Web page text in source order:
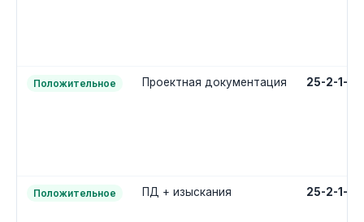
Положительное Проектная документация 25-2-1-
Положительное ПД + изыскания 25-2-1-